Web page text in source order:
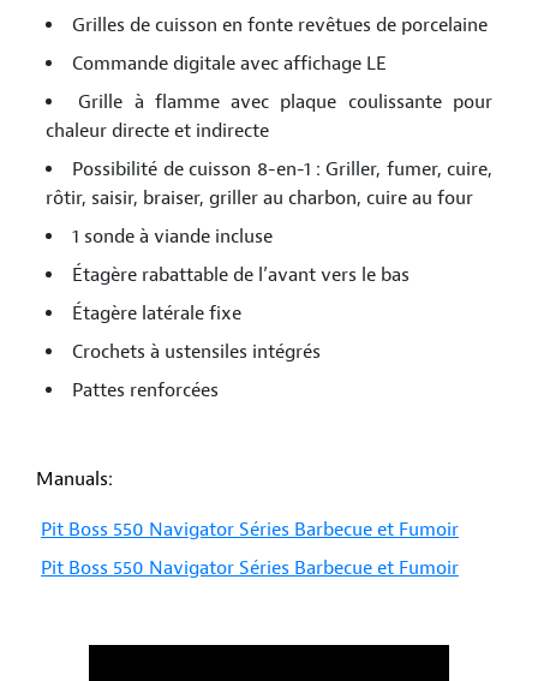
Grilles de cuisson en fonte revêtues de porcelaine
Commande digitale avec affichage LE
Grille à flamme avec plaque coulissante pour
chaleur directe et indirecte
Possibilité de cuisson 8-en-1 : Griller, fumer, cuire,
rôtir, saisir, braiser, griller au charbon, cuire au four
1 sonde à viande incluse
Étagère rabattable de l’avant vers le bas
Étagère latérale fixe
Crochets à ustensiles intégrés
Pattes renforcées
Manuals:
Pit Boss 550 Navigator Séries Barbecue et Fumoir
Pit Boss 550 Navigator Séries Barbecue et Fumoir